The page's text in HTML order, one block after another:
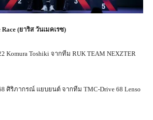
(ยาริส วันเมคเรซ)
Komura Toshiki จากทีม RUK TEAM NEXZTER
ศิริภากรณ์ แยบยนต์ จากทีม TMC-Drive 68 Lenso